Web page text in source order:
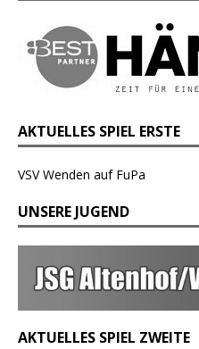
AKTUELLES SPIEL ERSTE
VSV Wenden auf FuPa
UNSERE JUGEND
AKTUELLES SPIEL ZWEITE